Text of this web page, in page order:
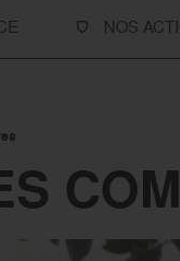
NOS
International
Toutes nos